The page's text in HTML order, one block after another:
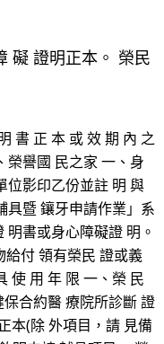
礙 證明正本。 榮民
書 正 本 或 效 期 內 之
榮譽國 民之家 一、身
位影印乙份並註 明 與
具暨 鑲牙申請作業」系
書或身心障礙證 明。
給付 領有榮民 證或義
使 用 年 限 一、榮 民
合約醫 療院所診斷 證
本(除 外項目，請 見備